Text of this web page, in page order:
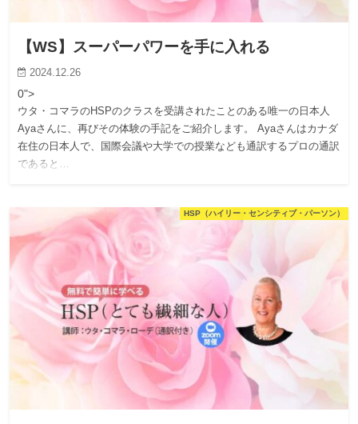
【WS】スーパーパワーを手に入れる
2024.12.26
0">
ウタ・コマラのHSPのクラスを受講されたことのある唯一の日本人
Ayaさんに、再びその体験の手記をご紹介します。 Ayaさんはカナダ
在住の日本人で、国際会議や大学での授業なども通訳するプロの通訳
であると…
HSP（ハイリー・センシティブ・パーソン）